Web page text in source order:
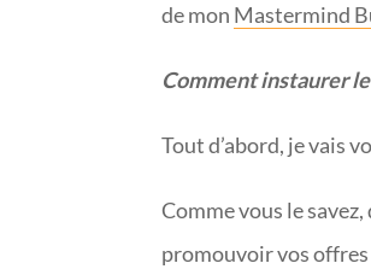
de mon Mastermind
Comment instaurer
Tout d’abord, je vais
Comme vous le
promouvoir vos offres